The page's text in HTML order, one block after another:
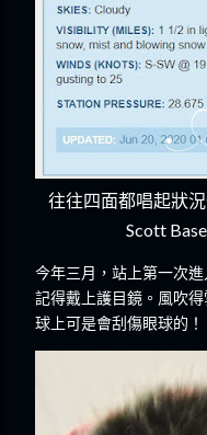
往往四面都唱起狀
Scott
今年三月，站上第一次
記得戴上護目鏡。風吹
球上可是會刮傷眼球的！